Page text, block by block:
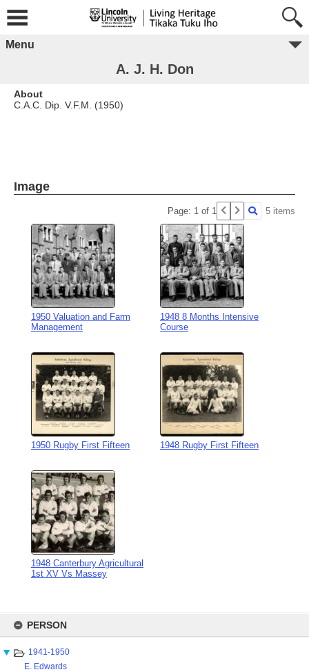
content
PERSON
1941-1950
E. Edwards
Menu
A. J. H. Don
About
C.A.C. Dip. V.F.M. (1950)
Image
Page: 1 of 1 5 items
1950 Valuation and Farm
Management
1948 8 Months Intensive
Course
1950 Rugby First Fifteen 1948 Rugby First Fifteen
1948 Canterbury Agricultural
1st XV Vs Massey